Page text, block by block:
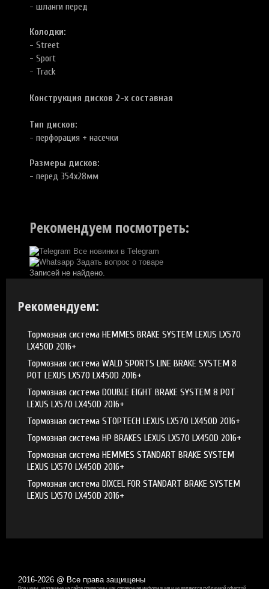
- шланги перед
Колодки:
- Street
- Sport
- Track
Конструкция дисков 2-х составная
Тип дисков:
- перфорация + насечки
Размеры дисков:
- перед 354х28мм
Рекомендуем посмотреть:
Все новинки в Telegram
Задать вопрос о товаре
Записей не найдено.
Рекомендуем:
Тормозная система HEMMES BRAKE SYSTEM LEXUS LX570
LX450D 2016+
Тормозная система WALD SPORTS LINE BRAKE SYSTEM 8
POT LEXUS LX570 LX450D 2016+
Тормозная система DOUBLE EIGHT BRAKE SYSTEM 8 POT
LEXUS LX570 LX450D 2016+
Тормозная система STOPTECH LEXUS LX570 LX450D 2016+
Тормозная система HP BRAKES LEXUS LX570 LX450D 2016+
Тормозная система HEMMES STANDART BRAKE SYSTEM
LEXUS LX570 LX450D 2016+
Тормозная система DIXCEL FOR STANDART BRAKE SYSTEM
LEXUS LX570 LX450D 2016+
2016-2026 @ Все права защищены
Все цены, указанные на сайте приведены как справочная информация и не являются публичной офертой,